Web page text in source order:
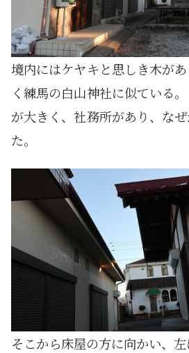
境内にはケヤキと思しき木が
く練馬の白山神社に似ている
が大きく、社務所があり、な
た。
そこから床屋の方に向かい、